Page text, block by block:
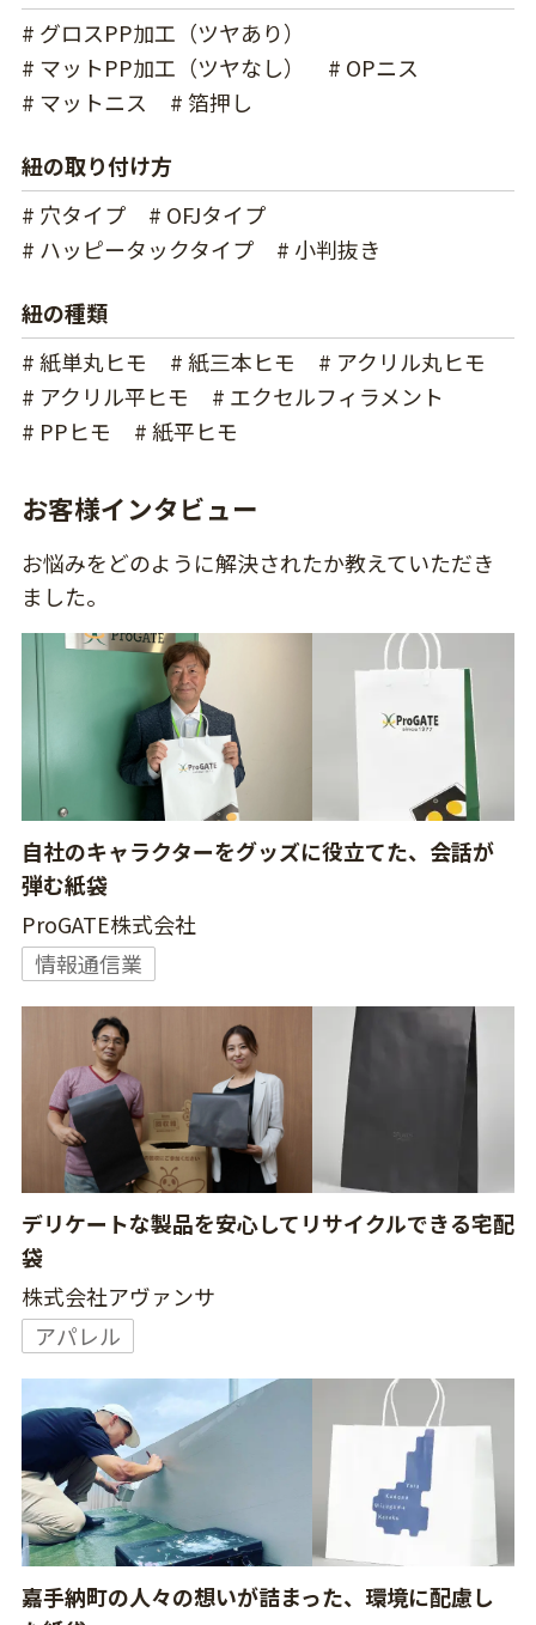
# グロスPP加工（ツヤあり）
# マットPP加工（ツヤなし）
# OPニス
# マットニス
# 箔押し
紐の取り付け方
# 穴タイプ
# OFJタイプ
# ハッピータックタイプ
# 小判抜き
紐の種類
# 紙単丸ヒモ
# 紙三本ヒモ
# アクリル丸ヒモ
# アクリル平ヒモ
# エクセルフィラメント
# PPヒモ
# 紙平ヒモ
お客様インタビュー
お悩みをどのように解決されたか教えていただき
ました。
自社のキャラクターをグッズに役立てた、会話が
弾む紙袋
ProGATE株式会社
情報通信業
デリケートな製品を安心してリサイクルできる宅配
袋
株式会社アヴァンサ
アパレル
嘉手納町の人々の想いが詰まった、環境に配慮し